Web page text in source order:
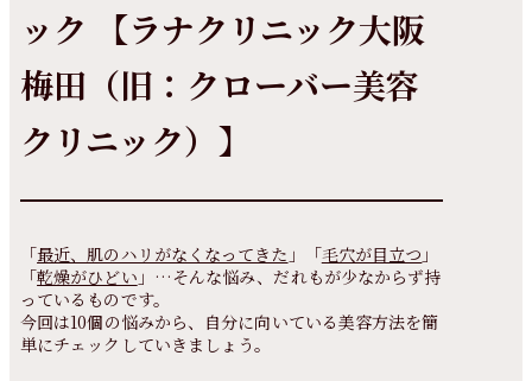
ック 【ラナクリニック大阪
梅田（旧：クローバー美容
クリニック）】
「最近、肌のハリがなくなってきた 」「毛穴が目立つ 」
「乾燥がひどい 」…そんな悩み、だれもが少なからず持
っているものです。
今回は10個の悩みから、自分に向いている美容方法を簡
単にチェックしていきましょう。